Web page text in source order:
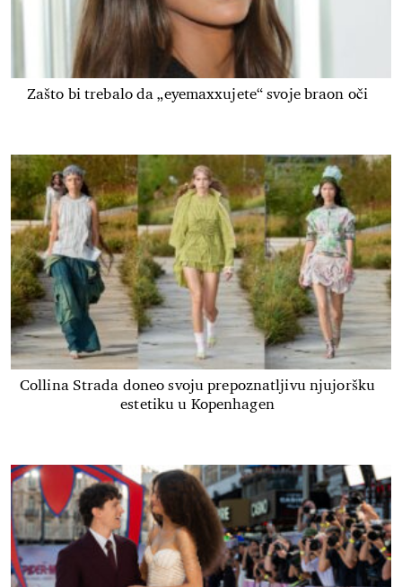
Zašto bi trebalo da „eyemaxxujete“ svoje braon oči
Collina Strada doneo svoju prepoznatljivu njujoršku
estetiku u Kopenhagen